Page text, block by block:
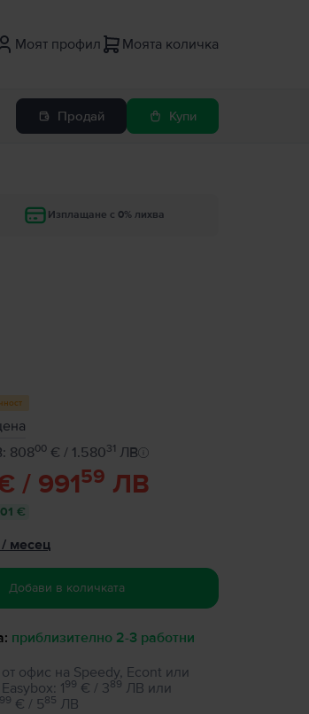
Моят профил Моята количка
Продай Купи
Изплащане с 0% лихва
80800€ / 1.58031 ЛВ
/ 99159 ЛВ
€
/ месец
Добави в количката
приблизително 2-3 работни
офис на Speedy, Econt или
: 199 € / 389 ЛВ или
99 € / 585 ЛВ